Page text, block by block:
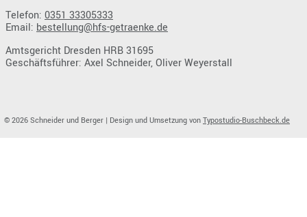
Telefon: 0351 33305333
Email: bestellung@hfs-getraenke.de
Amtsgericht Dresden HRB 31695
Geschäftsführer: Axel Schneider, Oliver Weyerstall
© 2026 Schneider und Berger | Design und Umsetzung von Typostudio-Buschbeck.de